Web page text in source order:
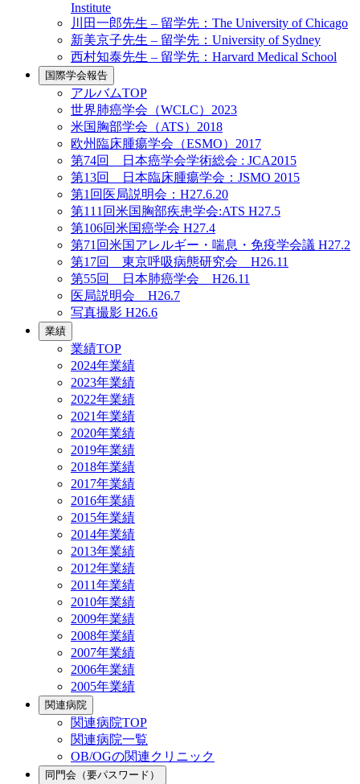
Institute
川田一郎先生 – 留学先：The University of Chicago
新美京子先生 – 留学先：University of Sydney
西村知泰先生 – 留学先：Harvard Medical School
国際学会報告
アルバムTOP
世界肺癌学会（WCLC）2023
米国胸部学会（ATS）2018
欧州臨床腫瘍学会（ESMO）2017
第74回 日本癌学会学術総会 : JCA2015
第13回 日本臨床腫瘍学会：JSMO 2015
第1回医局説明会：H27.6.20
第111回米国胸部疾患学会:ATS H27.5
第106回米国癌学会 H27.4
第71回米国アレルギー・喘息・免疫学会議 H27.2
第17回 東京呼吸病態研究会 H26.11
第55回 日本肺癌学会 H26.11
医局説明会 H26.7
写真撮影 H26.6
業績
業績TOP
2024年業績
2023年業績
2022年業績
2021年業績
2020年業績
2019年業績
2018年業績
2017年業績
2016年業績
2015年業績
2014年業績
2013年業績
2012年業績
2011年業績
2010年業績
2009年業績
2008年業績
2007年業績
2006年業績
2005年業績
関連病院
関連病院TOP
関連病院一覧
OB/OGの関連クリニック
同門会（要パスワード）